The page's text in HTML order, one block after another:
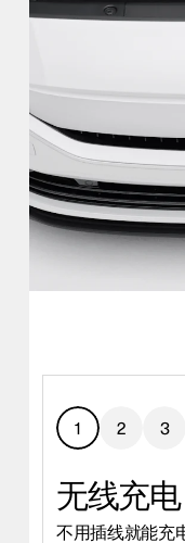
无线充电
不用插线就能充
极星 2 的前排扶
整个车内设计了
1 2 3